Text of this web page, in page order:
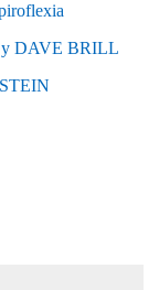
y DAVE BRILL